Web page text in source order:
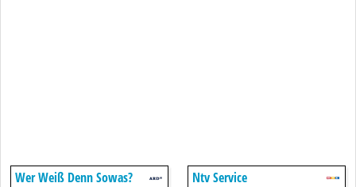
Wer Weiß Denn Sowas? Ntv Service